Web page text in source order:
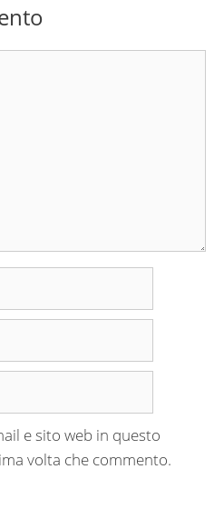
e sito web in questo
volta che commento.